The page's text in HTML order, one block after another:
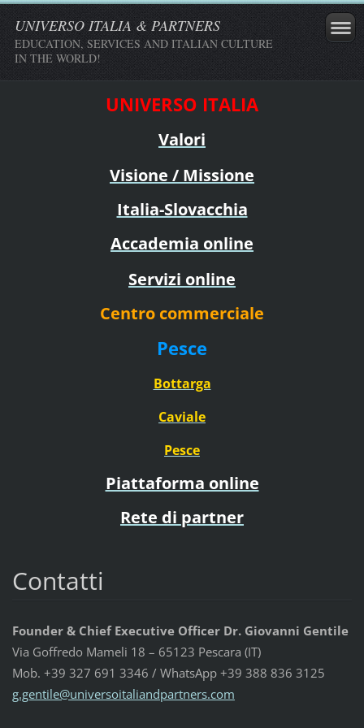
UNIVERSO ITALIA & PARTNERS
EDUCATION, SERVICES AND ITALIAN CULTURE
IN THE WORLD!
UNIVERSO ITALIA
Valori
Visione / Missione
Italia-Slovacchia
Accademia online
Servizi online
Centro commerciale
Pesce
Bottarga
Caviale
Pesce
Piattaforma online
Rete di partner
Contatti
Founder & Chief Executive Officer Dr. Giovanni Gentile
Via Goffredo Mameli 18 – 65123 Pescara (IT)
Mob. +39 327 691 3346 / WhatsApp +39 388 836 3125
g.gentile@universoitaliandpartners.com